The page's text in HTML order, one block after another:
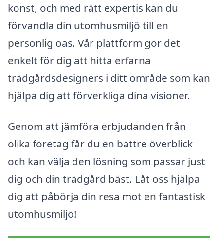
konst, och med rätt expertis kan du
förvandla din utomhusmiljö till en
personlig oas. Vår plattform gör det
enkelt för dig att hitta erfarna
trädgårdsdesigners i ditt område som kan
hjälpa dig att förverkliga dina visioner.
Genom att jämföra erbjudanden från
olika företag får du en bättre överblick
och kan välja den lösning som passar just
dig och din trädgård bäst. Låt oss hjälpa
dig att påbörja din resa mot en fantastisk
utomhusmiljö!